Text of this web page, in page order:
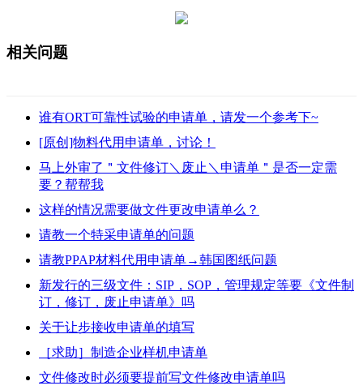
相关问题
谁有ORT可靠性试验的申请单，请发一个参考下~
[原创]物料代用申请单，讨论！
马上外审了＂文件修订＼废止＼申请单＂是否一定需
要？帮帮我
这样的情况需要做文件更改申请单么？
请教一个特采申请单的问题
请教PPAP材料代用申请单→韩国图纸问题
新发行的三级文件：SIP，SOP，管理规定等要《文件制
订，修订，废止申请单》吗
关于让步接收申请单的填写
［求助］制造企业样机申请单
文件修改时必须要提前写文件修改申请单吗